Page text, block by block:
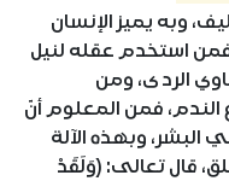
وبه يميز الإنسان
فمن استخدم عقله لنيل
الردى، ومن
فمن المعلوم أنّ
البشر، وبهذه الآلة
قال تعالى: (وَلَقَدْ